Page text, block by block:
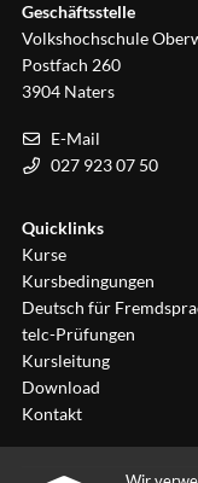
Geschäftsstelle
Volkshochschule
Postfach 260
3904 Naters
E-Mail
027 923 07 50
Quicklinks
Kurse
Kursbedingungen
Deutsch für
telc-Prüfungen
Kursleitung
Download
Kontakt